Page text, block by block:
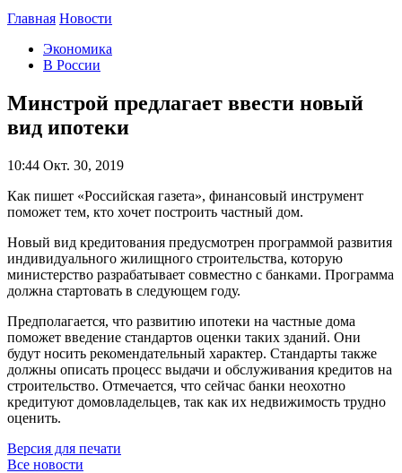
Главная Новости
Экономика
В России
Минстрой предлагает ввести новый
вид ипотеки
10:44 Окт. 30, 2019
Как пишет «Российская газета», финансовый инструмент
поможет тем, кто хочет построить частный дом.
Новый вид кредитования предусмотрен программой развития
индивидуального жилищного строительства, которую
министерство разрабатывает совместно с банками. Программа
должна стартовать в следующем году.
Предполагается, что развитию ипотеки на частные дома
поможет введение стандартов оценки таких зданий. Они
будут носить рекомендательный характер. Стандарты также
должны описать процесс выдачи и обслуживания кредитов на
строительство. Отмечается, что сейчас банки неохотно
кредитуют домовладельцев, так как их недвижимость трудно
оценить.
Версия для печати
Все новости